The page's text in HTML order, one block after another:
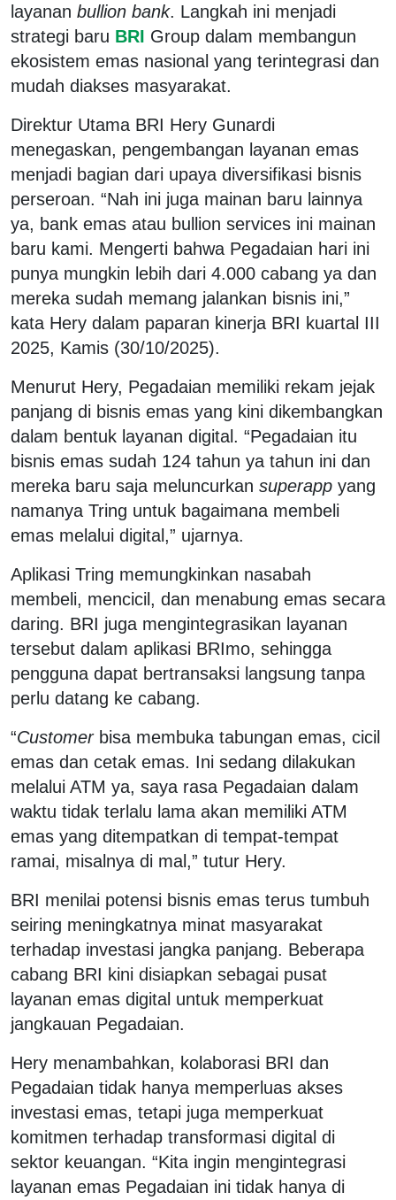
layanan bullion bank. Langkah ini menjadi
strategi baru BRI Group dalam membangun
ekosistem emas nasional yang terintegrasi dan
mudah diakses masyarakat.
Direktur Utama BRI Hery Gunardi
menegaskan, pengembangan layanan emas
menjadi bagian dari upaya diversifikasi bisnis
perseroan. “Nah ini juga mainan baru lainnya
ya, bank emas atau bullion services ini mainan
baru kami. Mengerti bahwa Pegadaian hari ini
punya mungkin lebih dari 4.000 cabang ya dan
mereka sudah memang jalankan bisnis ini,”
kata Hery dalam paparan kinerja BRI kuartal III
2025, Kamis (30/10/2025).
Menurut Hery, Pegadaian memiliki rekam jejak
panjang di bisnis emas yang kini dikembangkan
dalam bentuk layanan digital. “Pegadaian itu
bisnis emas sudah 124 tahun ya tahun ini dan
mereka baru saja meluncurkan superapp yang
namanya Tring untuk bagaimana membeli
emas melalui digital,” ujarnya.
Aplikasi Tring memungkinkan nasabah
membeli, mencicil, dan menabung emas secara
daring. BRI juga mengintegrasikan layanan
tersebut dalam aplikasi BRImo, sehingga
pengguna dapat bertransaksi langsung tanpa
perlu datang ke cabang.
“Customerbisa membuka tabungan emas, cicil
emas dan cetak emas. Ini sedang dilakukan
melalui ATM ya, saya rasa Pegadaian dalam
waktu tidak terlalu lama akan memiliki ATM
emas yang ditempatkan di tempat-tempat
ramai, misalnya di mal,” tutur Hery.
BRI menilai potensi bisnis emas terus tumbuh
seiring meningkatnya minat masyarakat
terhadap investasi jangka panjang. Beberapa
cabang BRI kini disiapkan sebagai pusat
layanan emas digital untuk memperkuat
jangkauan Pegadaian.
Hery menambahkan, kolaborasi BRI dan
Pegadaian tidak hanya memperluas akses
investasi emas, tetapi juga memperkuat
komitmen terhadap transformasi digital di
sektor keuangan. “Kita ingin mengintegrasi
layanan emas Pegadaian ini tidak hanya di